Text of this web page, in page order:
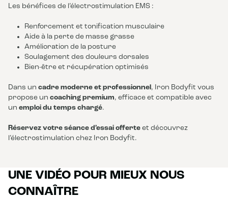
Les bénéfices de l’électrostimulation EMS :
Renforcement et tonification musculaire
Aide à la perte de masse grasse
Amélioration de la posture
Soulagement des douleurs dorsales
Bien-être et récupération optimisés
Dans un cadre moderne et professionnel , Iron Bodyfit vous
propose un coaching premium, efficace et compatible avec
un emploi du temps chargé.
Réservez votre séance d’essai offerte et découvrez
l’électrostimulation chez Iron Bodyfit.
UNE VIDÉO POUR MIEUX NOUS
CONNAÎTRE